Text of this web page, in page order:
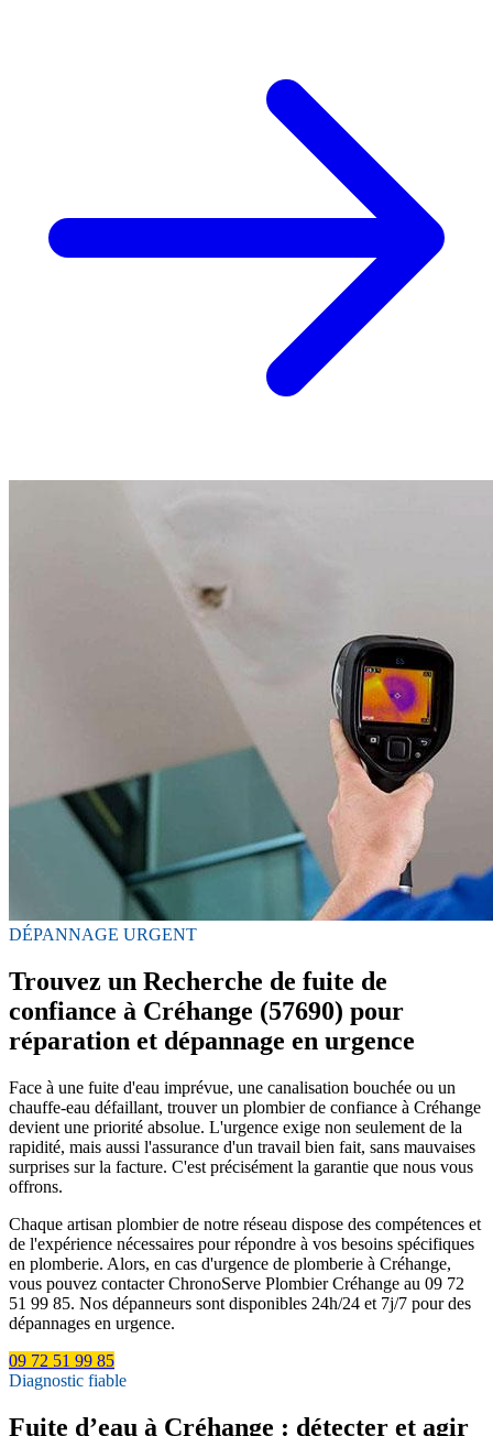
DÉPANNAGE URGENT
Trouvez un Recherche de fuite de
confiance à Créhange (57690) pour
réparation et dépannage en urgence
Face à une fuite d'eau imprévue, une canalisation bouchée ou un
chauffe-eau défaillant, trouver un plombier de confiance à Créhange
devient une priorité absolue. L'urgence exige non seulement de la
rapidité, mais aussi l'assurance d'un travail bien fait, sans mauvaises
surprises sur la facture. C'est précisément la garantie que nous vous
offrons.
Chaque artisan plombier de notre réseau dispose des compétences et
de l'expérience nécessaires pour répondre à vos besoins spécifiques
en plomberie. Alors, en cas d'urgence de plomberie à Créhange,
vous pouvez contacter ChronoServe Plombier Créhange au 09 72
51 99 85. Nos dépanneurs sont disponibles 24h/24 et 7j/7 pour des
dépannages en urgence.
09 72 51 99 85
Diagnostic fiable
Fuite d’eau à Créhange : détecter et agir